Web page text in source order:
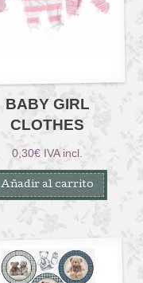
BABY GIRL
CLOTHES
0,30€ IVA incl.
Añadir al carrito